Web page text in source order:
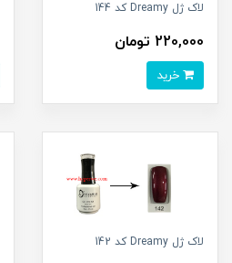
لاک ژل Dreamy کد 144
220,000 تومان
لاک ژل Dreamy کد 142